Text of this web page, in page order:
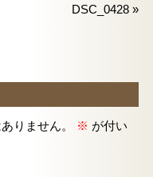
DSC_0428 »
りません。 ※ が付い